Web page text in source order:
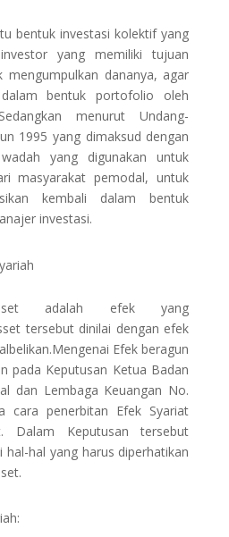
bentuk investasi kolektif yang
yang memiliki tujuan
mengumpulkan dananya, agar
bentuk portofolio oleh
menurut Undang-
1995 yang dimaksud dengan
yang digunakan untuk
masyarakat pemodal, untuk
kembali dalam bentuk
investasi.
adalah efek yang
tersebut dinilai dengan efek
Efek beragun
pada Keputusan Ketua Badan
dan Lembaga Keuangan No.
cara penerbitan Efek Syariat
Dalam Keputusan tersebut
hal-hal yang harus diperhatikan